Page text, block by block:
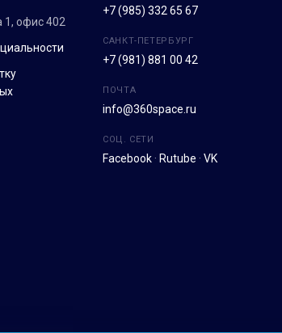
1, офис 402
+7 (985) 332 65 67
САНКТ-ПЕТЕРБУРГ
+7 (981) 881 00 42
ПОЧТА
info@360space.ru
СОЦ. СЕТИ
Facebook· Rutube · VK